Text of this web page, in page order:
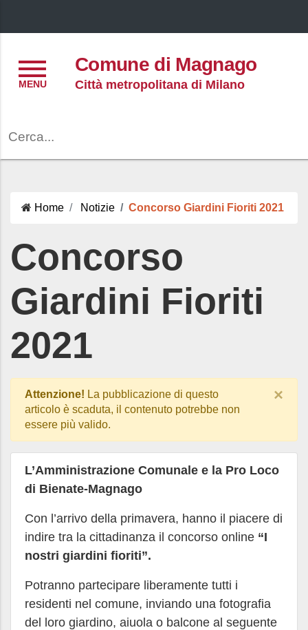
Comune di Magnago
Città metropolitana di Milano
Home Notizie Concorso Giardini Fioriti 2021
Concorso
Giardini Fioriti
2021
Attenzione! La pubblicazione di questo
articolo è scaduta, il contenuto potrebbe non
essere più valido.
×
L’Amministrazione Comunale e la Pro Loco
di Bienate-Magnago
Con l’arrivo della primavera, hanno il piacere di
indire tra la cittadinanza il concorso online “I
nostri giardini fioriti”.
Potranno partecipare liberamente tutti i
residenti nel comune, inviando una fotografia
del loro giardino, aiuola o balcone al seguente